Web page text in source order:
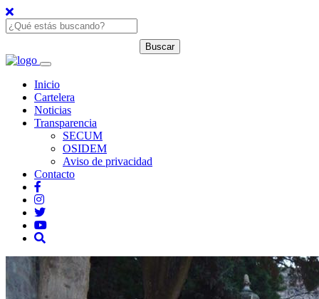
Inicio
Cartelera
Noticias
Transparencia
SECUM
OSIDEM
Aviso de privacidad
Contacto